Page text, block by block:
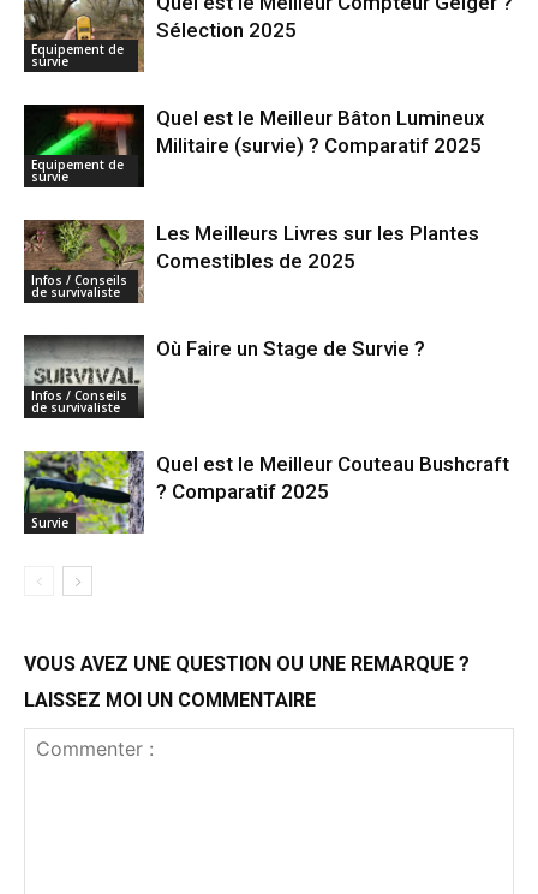
Equipement de
survie
Sélection 2025
Equipement de
survie
Quel est le Meilleur Bâton Lumineux
Militaire (survie) ? Comparatif 2025
Infos / Conseils
de survivaliste
Les Meilleurs Livres sur les Plantes
Comestibles de 2025
Infos / Conseils
de survivaliste
Où Faire un Stage de Survie ?
Survie
Quel est le Meilleur Couteau Bushcraft
? Comparatif 2025
VOUS AVEZ UNE QUESTION OU UNE REMARQUE ?
LAISSEZ MOI UN COMMENTAIRE